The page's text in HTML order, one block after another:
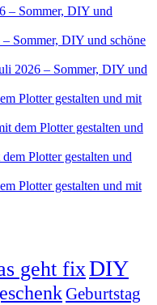
– Sommer, DIY und
Sommer, DIY und schöne
2026 – Sommer, DIY und
Plotter gestalten und mit
dem Plotter gestalten und
Plotter gestalten und
Plotter gestalten und mit
geht fixDIY
Geburtstag